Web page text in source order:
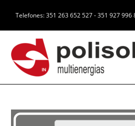
Telefones: 351 263 652 527 - 351 927